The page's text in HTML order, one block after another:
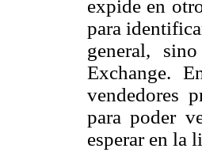
expide en
para
general,
Exchange.
vendedores
para poder
esperar en la